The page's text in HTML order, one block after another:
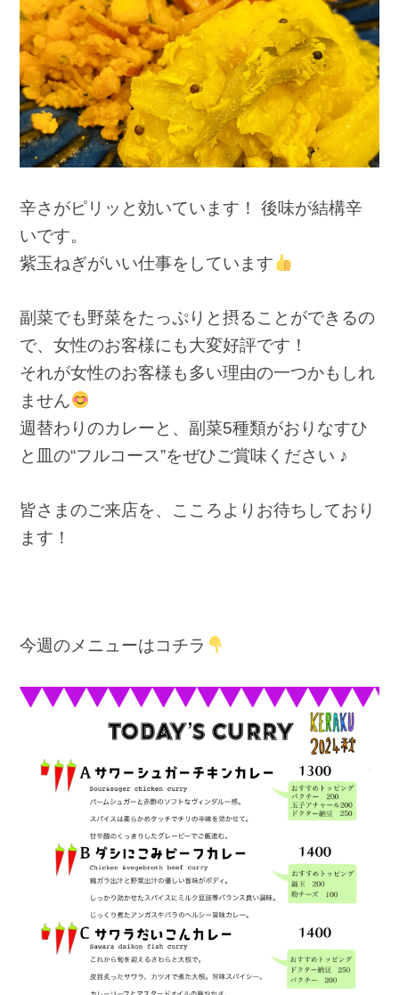
辛さがピリッと効いています！ 後味が結構辛
いです。
紫玉ねぎがいい仕事をしています
副菜でも野菜をたっぷりと摂ることができるの
で、女性のお客様にも大変好評です！
それが女性のお客様も多い理由の一つかもしれ
ません
週替わりのカレーと、副菜5種類がおりなすひ
と皿の“フルコース”をぜひご賞味ください ♪
皆さまのご来店を、こころよりお待ちしており
ます！
今週のメニューはコチラ